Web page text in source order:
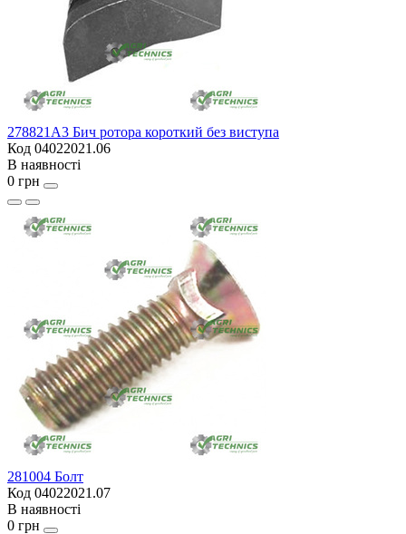
278821A3 Бич ротора короткий без виступа
Код 04022021.06
В наявності
0 грн
281004 Болт
Код 04022021.07
В наявності
0 грн